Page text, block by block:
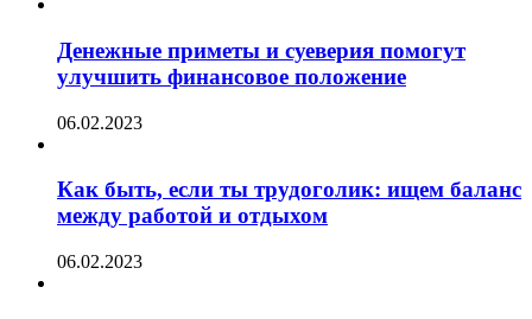
Денежные приметы и суеверия помогут
улучшить финансовое положение
06.02.2023
Как быть, если ты трудоголик: ищем баланс
между работой и отдыхом
06.02.2023